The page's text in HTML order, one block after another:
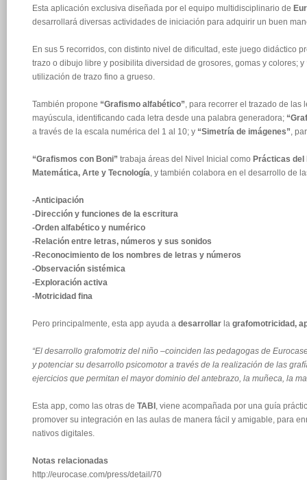
Esta aplicación exclusiva diseñada por el equipo multidisciplinario de
desarrollará diversas actividades de iniciación para adquirir un buen
En sus 5 recorridos, con distinto nivel de dificultad, este juego didáctico
trazo o dibujo libre y posibilita diversidad de grosores, gomas y colores; y
utilización de trazo fino a grueso.
También propone “Grafismo alfabético”, para recorrer el trazado de las
mayúscula, identificando cada letra desde una palabra generadora;
a través de la escala numérica del 1 al 10; y “Simetría de imágenes”,
“Grafismos con Boni” trabaja áreas del Nivel Inicial como Prácticas del
Matemática, Arte y Tecnología, y también colabora en el desarrollo de
-Anticipación
-Dirección y funciones de la escritura
-Orden alfabético y numérico
-Relación entre letras, números y sus sonidos
-Reconocimiento de los nombres de letras y números
-Observación sistémica
-Exploración activa
-Motricidad fina
Pero principalmente, esta app ayuda adesarrollar la grafomotricidad,
“El desarrollo grafomotriz del niño –coinciden las pedagogas de
y potenciar su desarrollo psicomotor a través de la realización de las
ejercicios que permitan el mayor dominio del antebrazo, la muñeca, la
Esta app, como las otras deTABI , viene acompañada por una guía
promover su integración en las aulas de manera fácil y amigable, para
nativos digitales.
Notas relacionadas
http://eurocase.com/press/detail/70